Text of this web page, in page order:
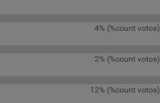
4% (%count votos)
2% (%count votos)
12% (%count votos)